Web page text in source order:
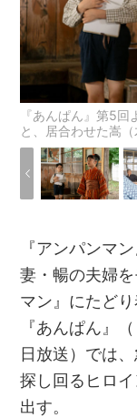
『あんぱん』第5回
と、居合わせた嵩
『アンパンマ
妻・暢の夫婦
マン』にたど
『あんぱん』
日放送）では
探し回るヒロ
出す。